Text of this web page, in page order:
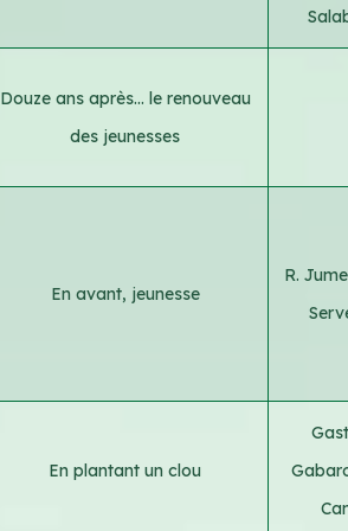
Douze ans après... le renouveau
des jeunesses
En avant, jeunesse
R.
En plantant un clou